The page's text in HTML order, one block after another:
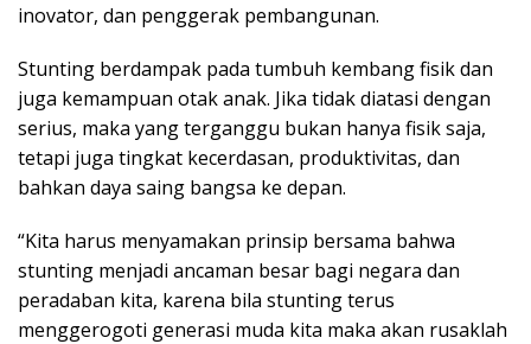
inovator, dan penggerak pembangunan.
Stunting berdampak pada tumbuh kembang fisik dan
juga kemampuan otak anak. Jika tidak diatasi dengan
serius, maka yang terganggu bukan hanya fisik saja,
tetapi juga tingkat kecerdasan, produktivitas, dan
bahkan daya saing bangsa ke depan.
“Kita harus menyamakan prinsip bersama bahwa
stunting menjadi ancaman besar bagi negara dan
peradaban kita, karena bila stunting terus
menggerogoti generasi muda kita maka akan rusaklah